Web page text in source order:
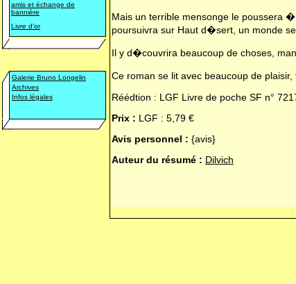
amis et échange de
bannière
Livre d'or
Galerie Bruno Longelin
Archives
Infos légales
Mais un terrible mensonge le poussera
poursuivra sur Haut d�sert, un monde
Il y d�couvrira beaucoup de choses,
Ce roman se lit avec beaucoup de
Réédtion : LGF Livre de poche SF n°
Prix : LGF : 5,79 €
Avis personnel : {avis}
Auteur du résumé : Dilvich